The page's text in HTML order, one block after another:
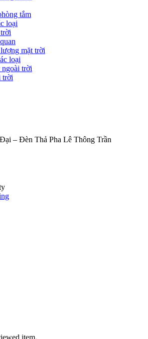
tắm
loại
mặt trời
loại
trời
trời
– Đèn Thả Pha Lê Thông Trần